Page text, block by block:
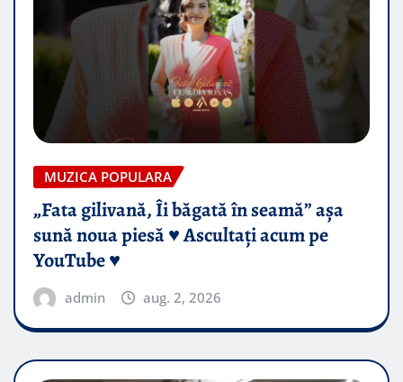
MUZICA POPULARA
„Fata gilivană, Îi băgată în seamă” așa
sună noua piesă ♥️ Ascultați acum pe
YouTube ♥️
admin aug. 2, 2026